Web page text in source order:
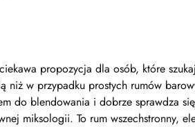
propozycja dla osób, które
niż w przypadku prostych rumów
do blendowania i dobrze sprawdza
miksologii. To rum wszechstronny,